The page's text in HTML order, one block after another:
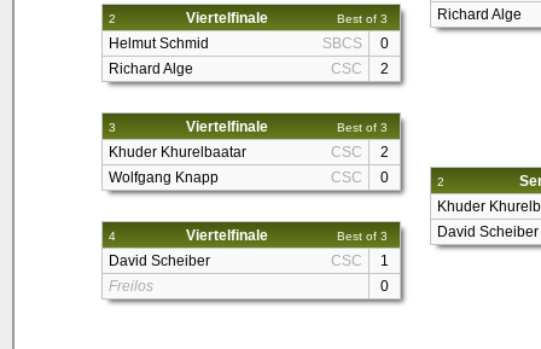
2 Viertelfinale Best of 3
Helmut Schmid SBCS
0
Richard Alge
CSC 2
3 Viertelfinale Best of 3
Khuder Khurelbaatar CSC
2
Wolfgang Knapp
CSC 0
4 Viertelfinale Best of 3
David Scheiber CSC
1
Freilos
0
Richard Alge
2
Khuder
David Scheiber